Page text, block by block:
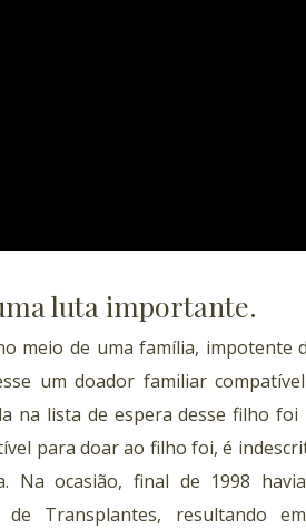
luta importante.
meio de uma família,
um doador familiar
na lista de espera desse filho
para doar ao filho foi, é
Na ocasião, final de 1998
de Transplantes, resultando